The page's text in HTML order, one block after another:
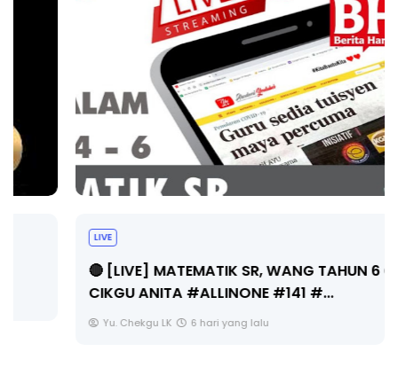
🔴 [LIVE] MATEMATIK SR, WANG TAHUN 6 OLEH
CIKGU ANITA #ALLINONE #141 #...
Yu. Chekgu LK 6 hari yang lalu